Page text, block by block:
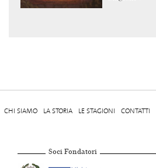
CHI SIAMO LA STORIA LE STAGIONI CONTATTI
Soci Fondatori